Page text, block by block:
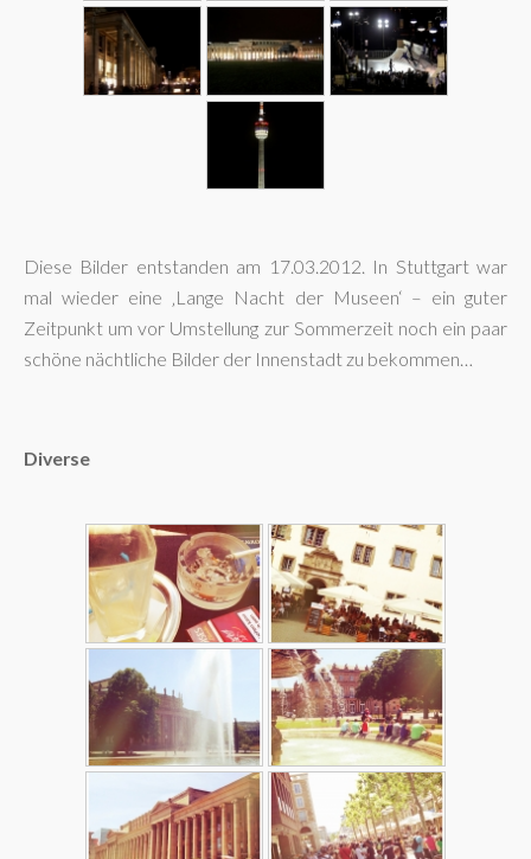
Diese Bilder entstanden am 17.03.2012. In Stuttgart war
mal wieder eine ‚Lange Nacht der Museen‘ – ein guter
Zeitpunkt um vor Umstellung zur Sommerzeit noch ein paar
schöne nächtliche Bilder der Innenstadt zu bekommen…
Diverse